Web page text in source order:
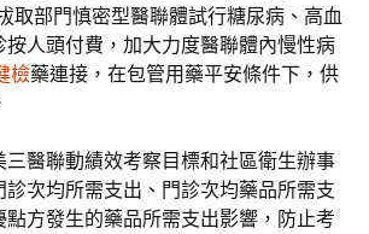
取部門慎密型醫聯體試行糖尿病、高血
按人頭付費，加大力度醫聯體內慢性病
檢藥連接，在包管用藥平安條件下，供
三醫聯動績效考察目標和社區衛生辦事
次均所需支出、門診次均藥品所需支
點方發生的藥品所需支出影響，防止考